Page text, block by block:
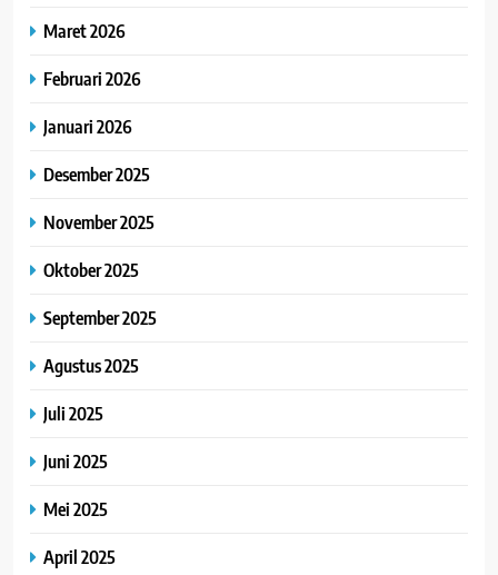
Maret 2026
Februari 2026
Januari 2026
Desember 2025
November 2025
Oktober 2025
September 2025
Agustus 2025
Juli 2025
Juni 2025
Mei 2025
April 2025